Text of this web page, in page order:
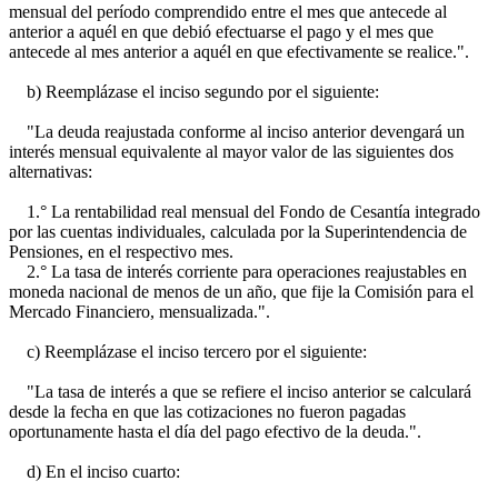
mensual del período comprendido entre el mes que antecede al
anterior a aquél en que debió efectuarse el pago y el mes que
antecede al mes anterior a aquél en que efectivamente se realice.".
b) Reemplázase el inciso segundo por el siguiente:
"La deuda reajustada conforme al inciso anterior devengará un
interés mensual equivalente al mayor valor de las siguientes dos
alternativas:
1.° La rentabilidad real mensual del Fondo de Cesantía integrado
por las cuentas individuales, calculada por la Superintendencia de
Pensiones, en el respectivo mes.
2.° La tasa de interés corriente para operaciones reajustables en
moneda nacional de menos de un año, que fije la Comisión para el
Mercado Financiero, mensualizada.".
c) Reemplázase el inciso tercero por el siguiente:
"La tasa de interés a que se refiere el inciso anterior se calculará
desde la fecha en que las cotizaciones no fueron pagadas
oportunamente hasta el día del pago efectivo de la deuda.".
d) En el inciso cuarto: